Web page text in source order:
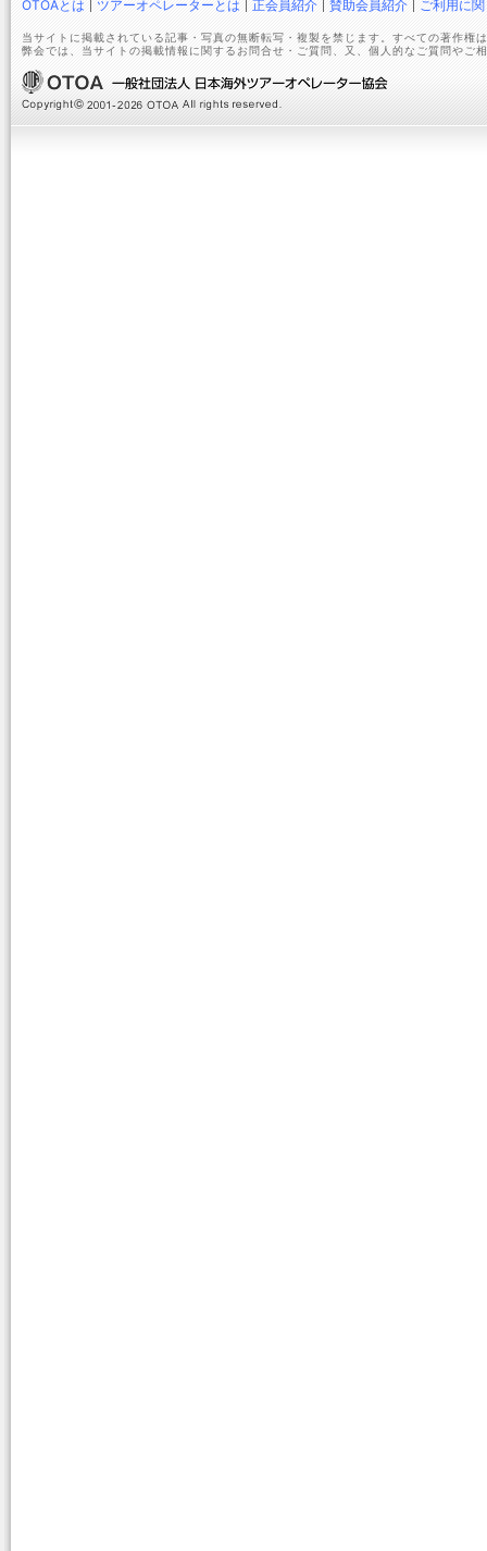
OTOAとは ツアーオペレーターとは 正会員紹介 賛助会員紹介 ご利用に
当サイトに掲載されている記事・写真の無断転写・複製を禁じます。すべての著作権
弊会では、当サイトの掲載情報に関するお問合せ・ご質問、又、個人的なご質問やご